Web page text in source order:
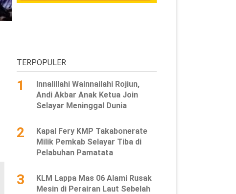
TERPOPULER
1
Innalillahi Wainnailahi Rojiun,
Andi Akbar Anak Ketua Join
Selayar Meninggal Dunia
2
Kapal Fery KMP Takabonerate
Milik Pemkab Selayar Tiba di
Pelabuhan Pamatata
3
KLM Lappa Mas 06 Alami Rusak
Mesin di Perairan Laut Sebelah